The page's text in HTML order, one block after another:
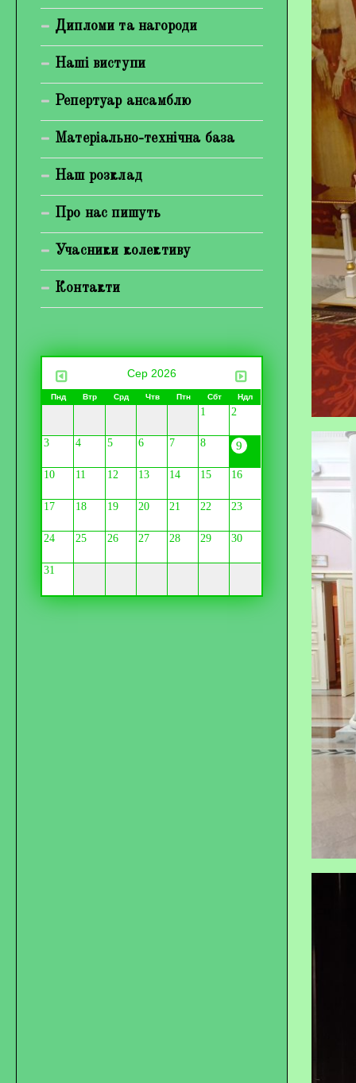
Богуненко Денис Олександрович
Гірієнко Ірина Михайлівна
Відеогалерея
Фотогалерея
Дипломи та нагороди
Наші виступи
Репертуар ансамблю
Матеріально-технічна база
Наш розклад
Про нас пишуть
Учасники колективу
Контакти
Сер 2026
Пнд Втр Срд Чтв Птн Сбт Ндл
1 2
3 4 5 6 7 8 9
10 11 12 13 14 15 16
17 18 19 20 21 22 23
24 25 26 27 28 29 30
31